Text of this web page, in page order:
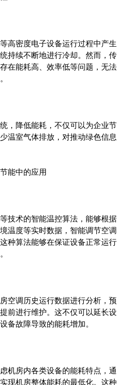
高密度电子设备运行过程中产生
持续不断地进行冷却。然而，传
在能耗高、效率低等问题，无法
，降低能耗，不仅可以为企业节
温室气体排放，对推动绿色信息
能中的应用
技术的智能温控算法，能够根据
温度等实时数据，智能调节空调
种算法能够在保证设备正常运行
空调历史运行数据进行分析，预
前进行维护。这不仅可以延长设
备故障导致的能耗增加。
机房内各类设备的能耗特点，通
现机房整体能耗的最低化。这种